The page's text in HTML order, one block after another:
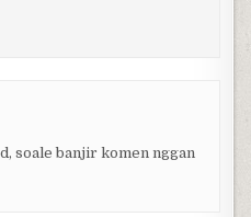
soale banjir komen nggan